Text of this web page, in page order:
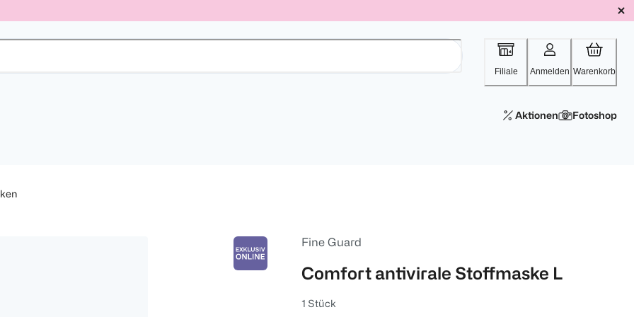
Filiale Anmelden Warenkorb
Aktionen Fotoshop
Fine Guard
Comfort antivirale Stoffmaske L
1 Stück